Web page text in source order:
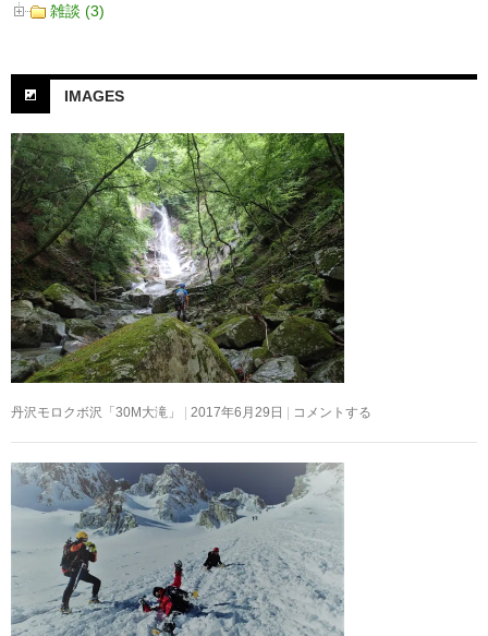
雑談 (3)
IMAGES
丹沢モロクボ沢「30M大滝」 2017年6月29日 コメントする